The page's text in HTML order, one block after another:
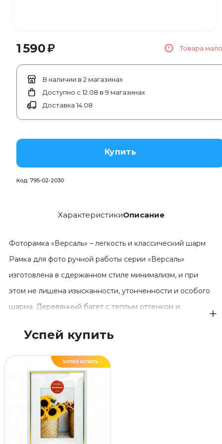
1 590₽ Товара мало
В наличии в 2 магазинах
Доступно с 12.08 в 9 магазинах
Доставка 14.08
Купить
Код: 795-02-2030
ХарактеристикиОписание
Фоторамка «Версаль» – легкость и классический шарм
Рамка для фото ручной работы серии «Версаль»
изготовлена в сдержанном стиле минимализм, и при
этом не лишена изысканности, утонченности и особого
шарма. Деревянный багет с теплым оттенком и
королевского дворца. Такая фоторамка станет
самостоятельным украшением интерьера и внесет
ощущение ненавязчивой роскоши.
Лаконичное оформление позволяет использовать рамки
из серии «Версаль» в любом интерьере – от
неоклассицизма и ар-деко до классического интерьера
и дизайна в стиле романтизм.
Успей купить
УСПЕЙ КУПИТЬ
ДЕЛАЕМ САМИ